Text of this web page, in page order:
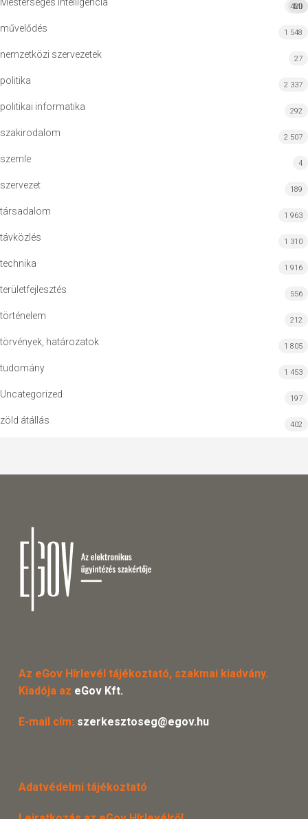
MI
420
művelődés 1 548
nemzetközi szervezetek 27
politika 2 337
politikai informatika 292
szakirodalom 2 507
szemle 4
szervezet 189
társadalom 1 963
távközlés 1 310
technika 1 916
területfejlesztés 556
történelem 212
törvények, határozatok 1 805
tudomány 1 453
Uncategorized 197
zöld átállás 402
Az eGov Hírlevél tájékoztató, szakmai kiadvány.
Kiadója az eGov Kft.
E-mail cím: szerkesztoseg@egov.hu
Adatvédelmi tájékoztató